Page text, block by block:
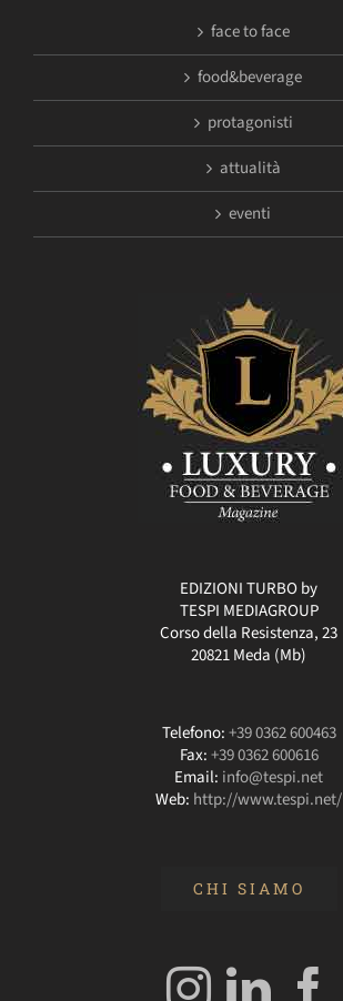
face to face
food&beverage
protagonisti
attualità
eventi
EDIZIONI TURBO by
TESPI MEDIAGROUP
Corso della Resistenza, 23
20821 Meda (Mb)
Telefono:+39 0362 600463
Fax:+39 0362 600616
Email: info@tespi.net
Web: http://www.tespi.net/
CHI SIAMO